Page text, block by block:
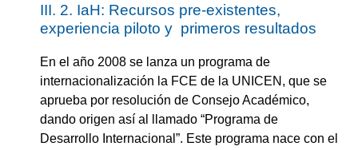
III. 2. IaH: Recursos pre-existentes,
experiencia piloto y primeros resultados
En el año 2008 se lanza un programa de
internacionalización la FCE de la UNICEN, que se
aprueba por resolución de Consejo Académico,
dando origen así al llamado “Programa de
Desarrollo Internacional”. Este programa nace con el